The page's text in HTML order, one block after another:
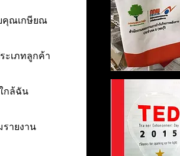
คุณเกษียณ
ะเภทลูกค้า
กล้ฉัน
รายงาน